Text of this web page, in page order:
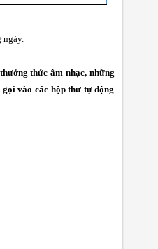
thức âm nhạc, những
vào các hộp thư tự động